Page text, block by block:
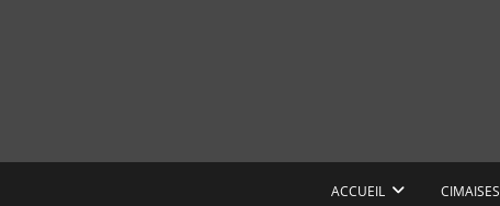
ACCUEIL CIMAISES